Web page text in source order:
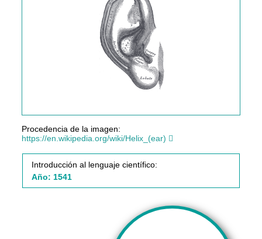
Procedencia de la imagen:
https://en.wikipedia.org/wiki/Helix_(ear)
Introducción al lenguaje científico:
Año: 1541